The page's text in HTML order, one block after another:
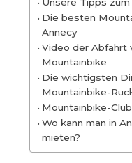
Die besten
Annecy
Video der Abfahrt
Mountainbike
Die wichtigsten
Mountainbike-
Mountainbike-
Wo kann man in
mieten?